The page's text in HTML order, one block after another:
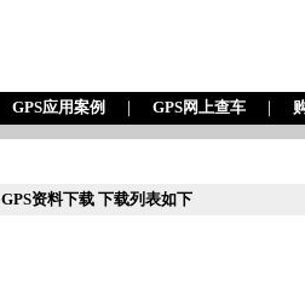
GPS应用案例 ｜ GPS网上查车 ｜
GPS资料下载 下载列表如下